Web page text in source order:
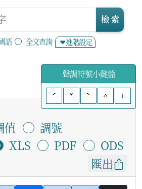
語 全文查詢 進階設定
檢 索
聲調符號小鍵盤
ˊ
ˇ ˋ ^ +
值
調號
XLS
PDF
ODS
匯出